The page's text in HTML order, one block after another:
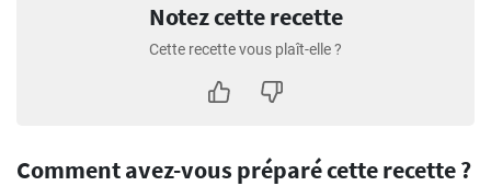
Notez cette recette
Cette recette vous plaît-elle ?
Comment avez-vous préparé cette recette ?